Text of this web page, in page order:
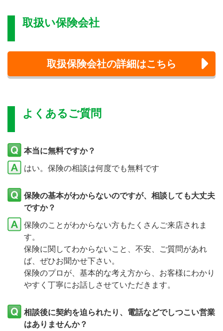
取扱い保険会社
取扱保険会社の詳細はこちら
よくあるご質問
本当に無料ですか？
はい。保険の相談は何度でも無料です
保険の基本がわからないのですが、相談しても大丈夫
ですか？
保険のことがわからない方もたくさんご来店されま
す。
保険に関してわからないこと、不安、ご質問があれ
ば、ぜひお聞かせ下さい。
保険のプロが、基本的な考え方から、お客様にわかり
やすく丁寧にお話しさせていただきます。
相談後に契約を迫られたり、電話などでしつこい営業
はありませんか？